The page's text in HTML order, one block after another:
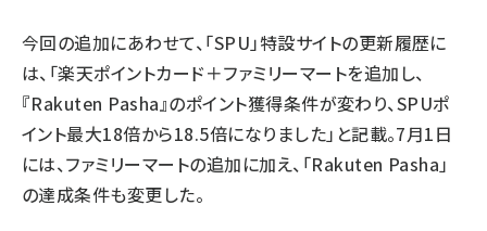
今回の追加にあわせて、「SPU」特設サイトの更新履歴に
は、「楽天ポイントカード＋ファミリーマートを追加し、
『Rakuten Pasha』のポイント獲得条件が変わり、SPUポ
イント最大18倍から18.5倍になりました」と記載。7月1日
には、ファミリーマートの追加に加え、「Rakuten Pasha」
の達成条件も変更した。